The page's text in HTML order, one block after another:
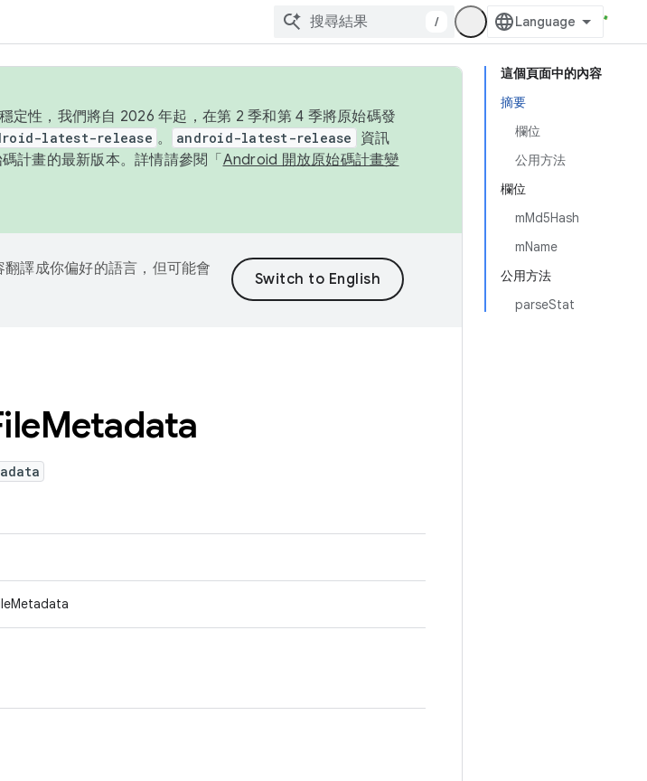
/
這個頁面中的內容
摘要
欄位
公用方法
欄位
mMd5Hash
mName
公用方法
parseStat
定性，我們將自 2026 年起，在第 2 季和第 4 季將原始碼發
latest-release 。 android-latest-release
資訊
計畫的最新版本。詳情請參閱「 Android 開放原始碼計畫變
譯成你偏好的語言，但可能會
Metadata